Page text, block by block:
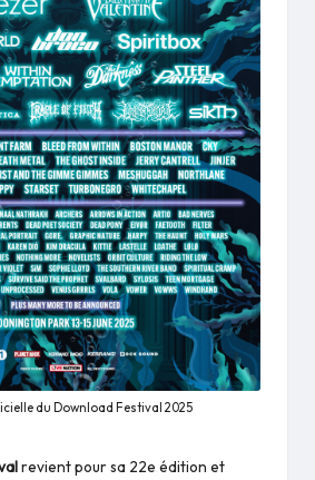
du Download Festival 2025
revient pour sa 22e édition et